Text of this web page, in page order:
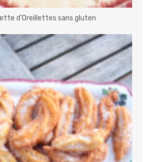
d’Oreillettes sans gluten